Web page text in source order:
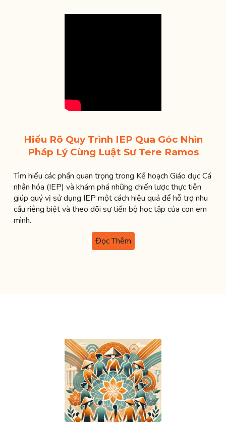
Hiểu Rõ Quy Trình IEP Qua Góc Nhìn
Pháp Lý Cùng Luật Sư Tere Ramos
Tìm hiểu các phần quan trọng trong Kế hoạch Giáo dục Cá
nhân hóa (IEP) và khám phá những chiến lược thực tiễn
giúp quý vị sử dụng IEP một cách hiệu quả để hỗ trợ nhu
cầu riêng biệt và theo dõi sự tiến bộ học tập của con em
mình.
Đọc Thêm